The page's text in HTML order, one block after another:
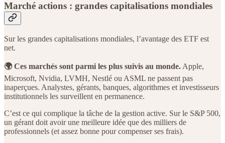
Marché actions : grandes capitalisations mondiales
Sur les grandes capitalisations mondiales, l’avantage des ETF est
net.
🌍 Ces marchés sont parmi les plus suivis au monde. Apple,
Microsoft, Nvidia, LVMH, Nestlé ou ASML ne passent pas
inaperçues. Analystes, gérants, banques, algorithmes et investisseurs
institutionnels les surveillent en permanence.
C’est ce qui complique la tâche de la gestion active. Sur le S&P 500,
un gérant doit avoir une meilleure idée que des milliers de
professionnels (et assez bonne pour compenser ses frais).